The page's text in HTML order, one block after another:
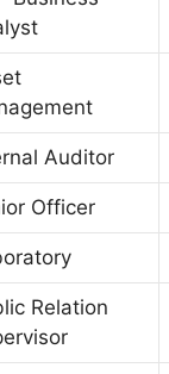
Auditor
Officer
Relation